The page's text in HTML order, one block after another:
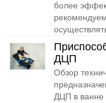
более
ДЦП
Обзор
ДЦП в ванне